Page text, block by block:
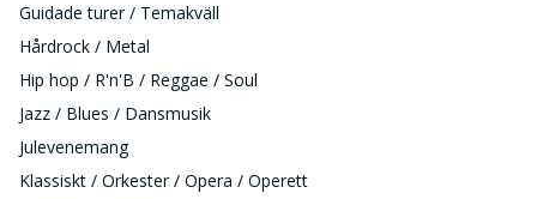
Guidade turer / Temakväll
Hårdrock / Metal
Hip hop / R'n'B / Reggae / Soul
Jazz / Blues / Dansmusik
Julevenemang
Klassiskt / Orkester / Opera / Operett